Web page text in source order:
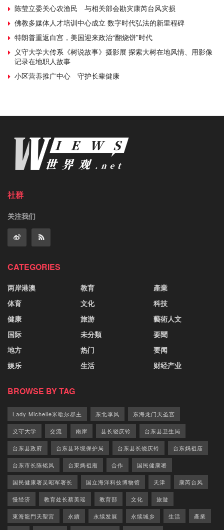
陈莹立委关心农渔民 与相关部会勘灾康芮台风灾损
佛教多媒体人才培训中心成立 数字时代弘法的新里程碑
特朗普重返白宫，美国迎来政治“翻烧饼”时代
义守大学大传系《树说故事》摄影展 探索大树在地风情、用影像
记录在地职人故事
小区营养推广中心 守护长辈健康
社群
关注我们
CATEGORIES
两岸港澳
体育
健康
国际
地方
娱乐
教育
文化
旅游
未分類
热门
生活
產業
科技
藝術人文
要聞
要闻
财经产业
BROWSE BY TAG
Lady Michelle米歇尔郡主 东北季风 东海龙门天圣宫
义守大学 交流 兩岸 县长饶庆铃 台东县卫生局
台东县政府 台东县环境保护局 台东县长饶庆铃 台东妈祖庙
台东市长陈铭风 台東媽祖廟 合作 国民健康署
国民健康署吴昭军署长 国立海洋科技博物馆 天津 康芮台风
慢经济 教育处长蔡美瑶 教育部 文化 旅遊
東海龍門天聖宮 永續 永续发展 永续城乡 生活 產業